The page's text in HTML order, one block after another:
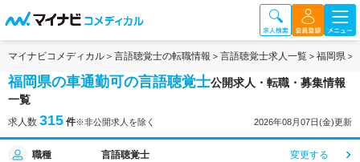
マイナビコメディカル 言語聴覚士の転職情報 言語聴覚士求人一覧 福岡県
福岡県の車通勤可の言語聴覚士公開求人・転職・募集情報
一覧
求人数 315 件※非公開求人を除く 2026年08月07日(金)更新
職種 言語聴覚士 変更する